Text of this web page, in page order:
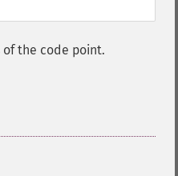
of the code point.